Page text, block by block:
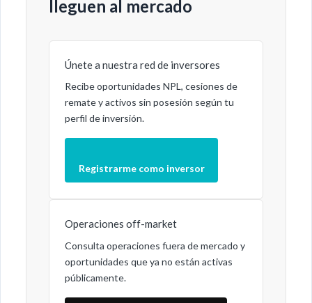
lleguen al mercado
Únete a nuestra red de inversores
Recibe oportunidades NPL, cesiones de
remate y activos sin posesión según tu
perfil de inversión.
Registrarme como inversor
Operaciones off-market
Consulta operaciones fuera de mercado y
oportunidades que ya no están activas
públicamente.